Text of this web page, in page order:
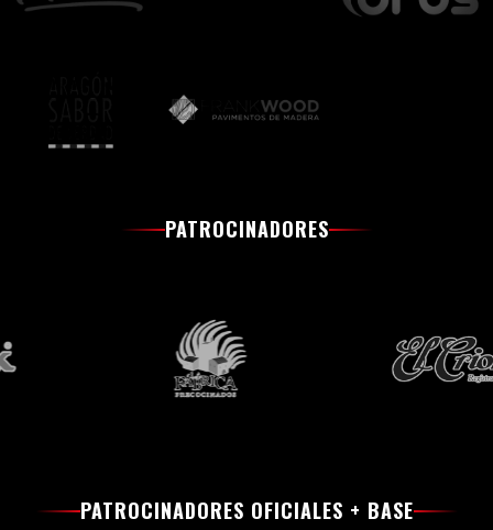
PATROCINADORES
PATROCINADORES OFICIALES + BASE